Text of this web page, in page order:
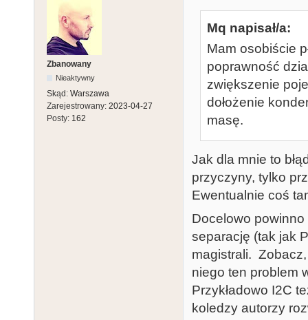
Zbanowany
Nieaktywny
Skąd: Warszawa
Zarejestrowany: 2023-04-27
Posty: 162
Mq napisał/a:
Mam osobiście
poprawność
zwiększenie
dołożenie
masę.
Jak dla mnie to
przyczyny, tylko
Ewentualnie coś
Docelowo
separację (tak jak
magistrali.
niego ten problem
Przykładowo I2C
koledzy autorzy